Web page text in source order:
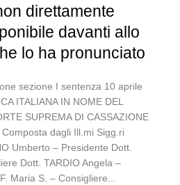
direttamente
davanti allo
lo ha pronunciato
sezione I sentenza 10 aprile
ITALIANA IN NOME DEL
SUPREMA DI CASSAZIONE
dagli Ill.mi Sigg.ri
Umberto – Presidente Dott.
Dott. TARDIO Angela –
Maria S. – Consigliere...